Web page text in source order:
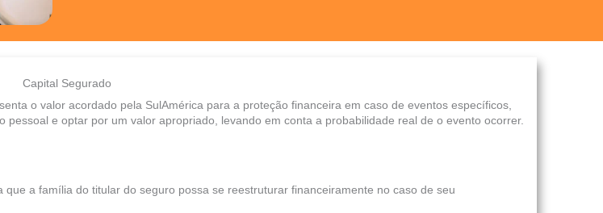
Capital Segurado
o valor acordado pela SulAmérica para a proteção financeira em caso de eventos específicos,
e optar por um valor apropriado, levando em conta a probabilidade real de o evento ocorrer.
a família do titular do seguro possa se reestruturar financeiramente no caso de seu